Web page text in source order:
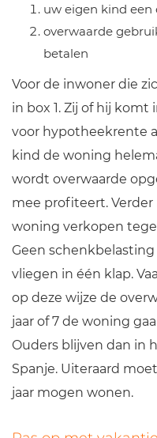
uw eigen kind een
overwaarde
betalen
Voor de inwoner die
in box 1. Zij of hij
voor hypotheekrente
kind de woning
wordt overwaarde
mee profiteert.
woning verkopen
Geen
vliegen in één klap.
op deze wijze de
jaar of 7 de woning
Ouders blijven dan in
Spanje. Uiteraard
jaar mogen wonen.